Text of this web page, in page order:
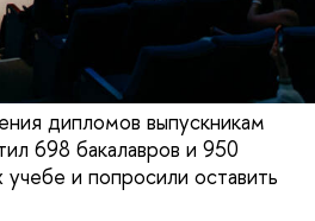
дипломов выпускникам
698 бакалавров и 950
и попросили оставить